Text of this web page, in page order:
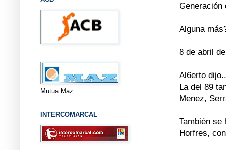
Generación
Alguna
8 de abril
Al6erto
La del 89
Menez,
También se
Horfres,
Mutua Maz
INTERCOMARCAL